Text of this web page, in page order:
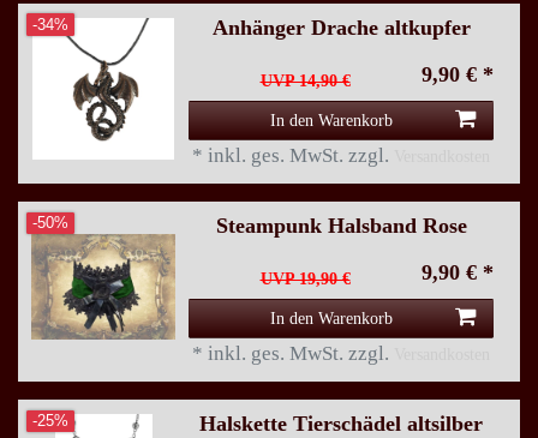
-34% Anhänger Drache altkupfer
UVP 14,90 € 9,90 € *
In den Warenkorb
* inkl. ges. MwSt. zzgl.
-50% Steampunk Halsband Rose
UVP 19,90 € 9,90 € *
In den Warenkorb
* inkl. ges. MwSt. zzgl.
-25% Halskette Tierschädel altsilber